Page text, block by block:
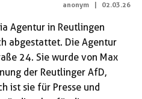
anonym 02.03.26
Agentur in Reutlingen
abgestattet. Die Agentur
24. Sie wurde von Max
der Reutlinger AfD,
ist sie für Presse und